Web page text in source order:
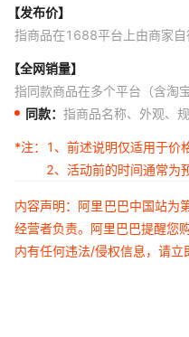
【发布价】
指商品在1688平台上由商家自
【全网销量】
指同款商品在多个平台（含淘
同款： 指商品名称、外观、
*注：
1、前述说明仅适用于价
2、活动前的时间通常为
内容声明：阿里巴巴中国站为
经营者负责。阿里巴巴提醒您
内有任何违法/侵权信息，请立